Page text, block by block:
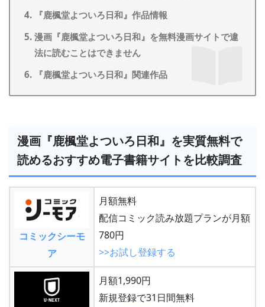
『鹿楓堂よついろ日和』作品情報
漫画『鹿楓堂よついろ日和』を無料漫画サイトで違
法に読むことはできません
『鹿楓堂よついろ日和』関連作品
漫画『鹿楓堂よついろ日和』を実質無料で
読めるおすすめ電子書籍サイトを比較調査
コミックシーモ
ア
月額無料
配信コミック読み放題プランが月額
780円
>>お試し登録する
月額1,990円
新規登録で31日間無料